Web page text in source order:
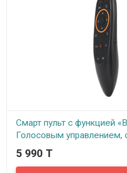
Смарт пульт с функцией
Голосовым
инфракрасным модулем,
5 990 T